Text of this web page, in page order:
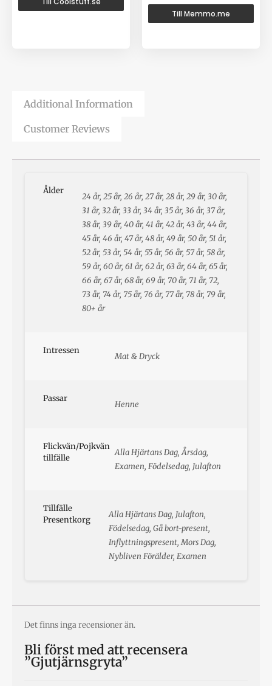
Till Memmo.me
Additional Information
Customer Reviews
Ålder
24 år, 25 år, 26 år, 27 år, 28 år, 29 år, 30 år,
31 år, 32 år, 33 år, 34 år, 35 år, 36 år, 37 år,
38 år, 39 år, 40 år, 41 år, 42 år, 43 år, 44 år,
45 år, 46 år, 47 år, 48 år, 49 år, 50 år, 51 år,
52 år, 53 år, 54 år, 55 år, 56 år, 57 år, 58 år,
59 år, 60 år, 61 år, 62 år, 63 år, 64 år, 65 år,
66 år, 67 år, 68 år, 69 år, 70 år, 71 år, 72,
73 år, 74 år, 75 år, 76 år, 77 år, 78 år, 79 år,
80+ år
Intressen
Mat & Dryck
Passar
Henne
Flickvän/Pojkvän
tillfälle
Alla Hjärtans Dag, Årsdag,
Examen, Födelsedag, Julafton
Tillfälle
Presentkorg
Alla Hjärtans Dag, Julafton,
Födelsedag, Gå bort-present,
Inflyttningspresent, Mors Dag,
Nybliven Förälder, Examen
Det finns inga recensioner än.
Bli först med att recensera
”Gjutjärnsgryta”